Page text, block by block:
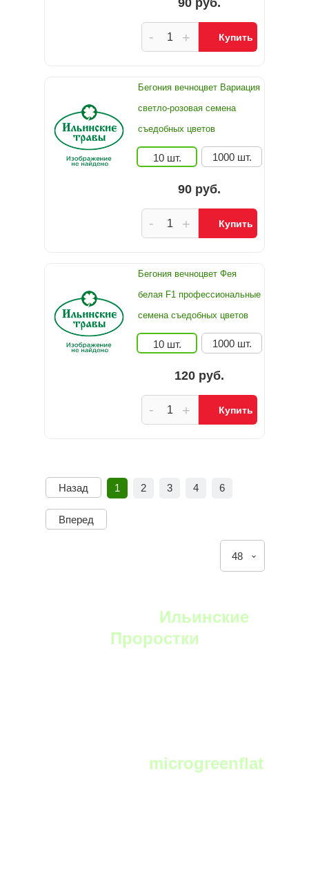
90 руб.
+
- Купить
Бегония вечноцвет Вариация
светло-розовая семена
съедобных цветов
10 шт. 1000 шт.
90 руб.
+
- Купить
Бегония вечноцвет Фея
белая F1 профессиональные
семена съедобных цветов
10 шт. 1000 шт.
120 руб.
+
- Купить
Назад 1 2 3 4 6
Вперед
48
Ильинские
Проростки
microgreenflat